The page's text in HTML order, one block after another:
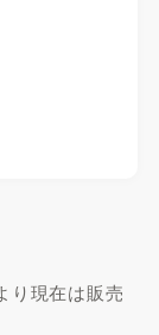
り現在は販売